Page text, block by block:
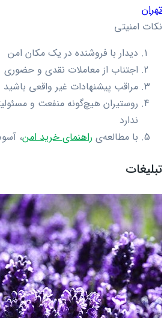
تهران
نکات امنیتی
دیدار با فروشنده در یک مکان امن
اجتناب از معاملات نقدی و حضوری
مراقب پیشنهادات غیر واقعی باشید
روستیران هیچ‌گونه منفعت و
ندارد
با مطالعه‌ی راهنمای خرید امن،
تبلیغات